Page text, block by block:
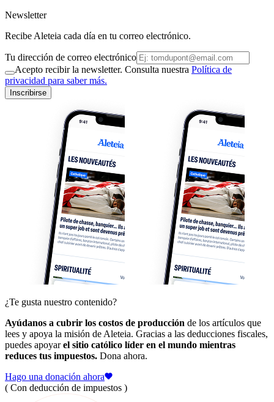
Newsletter
Recibe Aleteia cada día en tu correo electrónico.
Tu dirección de correo electrónico
Acepto recibir la newsletter. Consulta nuestra Política de
privacidad para saber más.
Inscribirse
¿Te gusta nuestro contenido?
Ayúdanos a cubrir los costos de producción de los artículos que
lees y apoya la misión de Aleteia. Gracias a las deducciones fiscales,
puedes apoyarel sitio católico líder en el mundo mientras
reduces tus impuestos. Dona ahora.
Hago una donación ahora
( Con deducción de impuestos )